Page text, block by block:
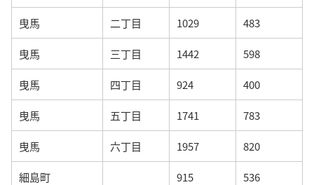
曳馬 二丁目 1029 483
曳馬 三丁目 1442 598
曳馬 四丁目 924 400
曳馬 五丁目 1741 783
曳馬 六丁目 1957 820
細島町 915 536